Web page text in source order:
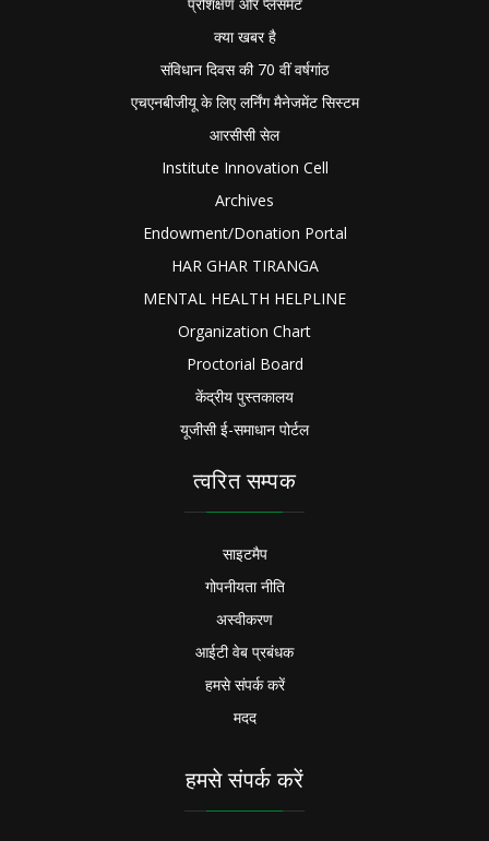
क्या खबर है
संविधान दिवस की 70 वीं वर्षगांठ
एचएनबीजीयू के लिए लर्निंग मैनेजमेंट सिस्टम
आरसीसी सेल
Institute Innovation Cell
Archives
Endowment/Donation Portal
HAR GHAR TIRANGA
MENTAL HEALTH HELPLINE
Organization Chart
Proctorial Board
केंद्रीय पुस्तकालय
यूजीसी ई-समाधान पोर्टल
त्वरित सम्पक
साइटमैप
गोपनीयता नीति
अस्वीकरण
आईटी वेब प्रबंधक
हमसे संपर्क करें
मदद
हमसे संपर्क करें